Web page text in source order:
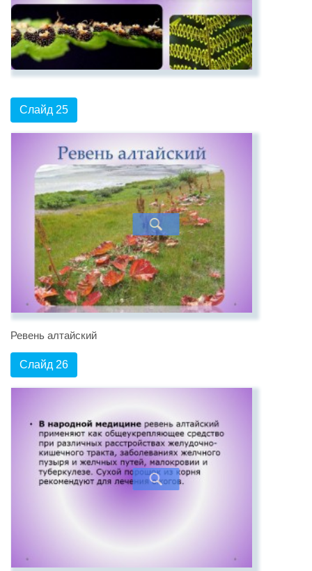
Слайд 25
Ревень алтайский
Слайд 26